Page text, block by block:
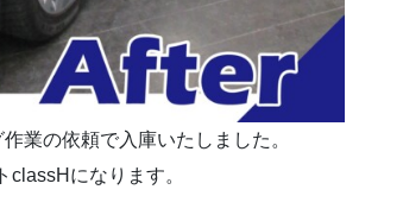
業の依頼で入庫いたしました。
になります。